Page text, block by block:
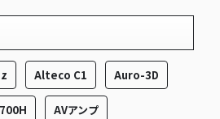
Alteco C1 Auro-3D
AVアンプ